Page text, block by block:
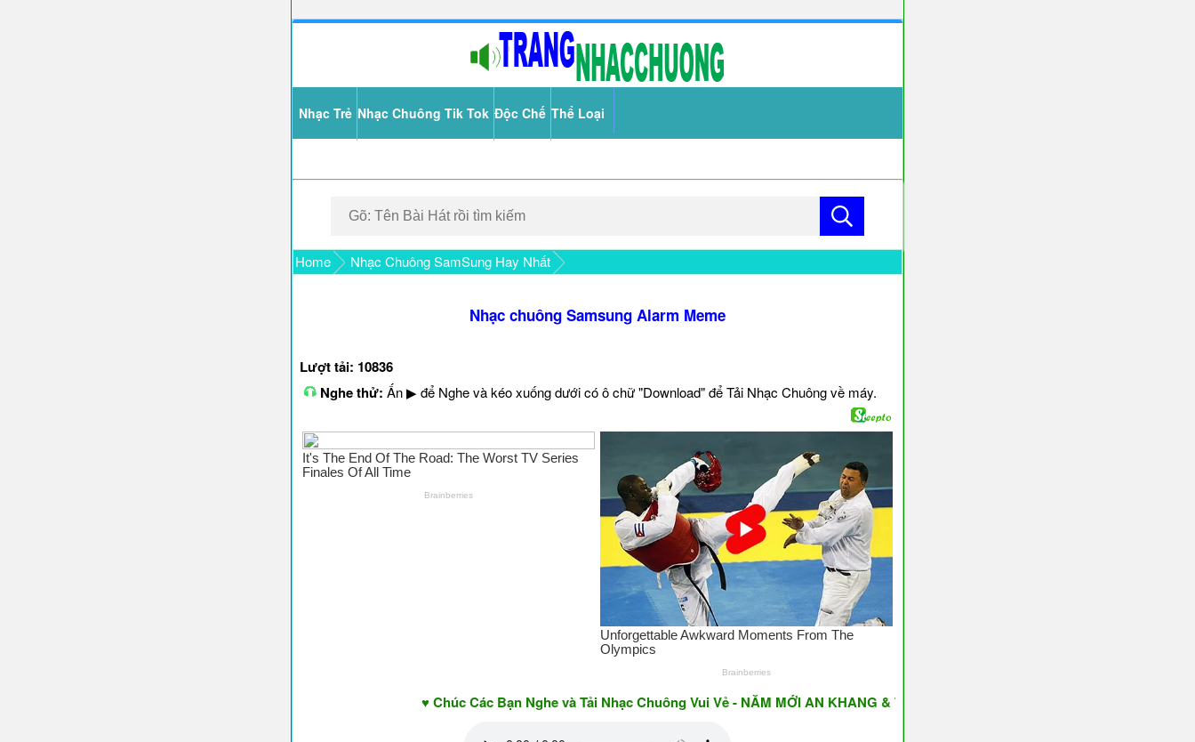
Nhạc Trẻ Nhạc Chuông Tik Tok Độc Chế Thể Loại
Home Nhạc Chuông SamSung Hay Nhất
Nhạc chuông Samsung Alarm Meme
Lượt tải: 10836
Nghe thử: Ấn ▶ để Nghe và kéo xuống dưới có ô chữ "Download" để Tải Nhạc Chuông về máy.
♥ Chúc Các Bạn Nghe và Tải Nhạc Chuông Vui Vẻ - NĂM MỚI AN KHANG & THỊNH VƯỢNG ♥ Have A Nice Day ♥